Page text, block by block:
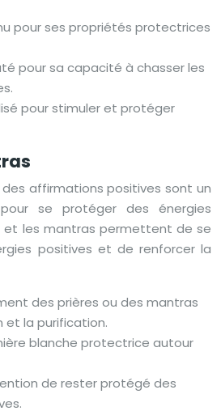
pour ses propriétés protectrices
pour sa capacité à chasser les
pour stimuler et protéger
affirmations positives sont un
se protéger des énergies
et les mantras permettent de se
positives et de renforcer la
des prières ou des mantras
et la purification.
blanche protectrice autour
de rester protégé des